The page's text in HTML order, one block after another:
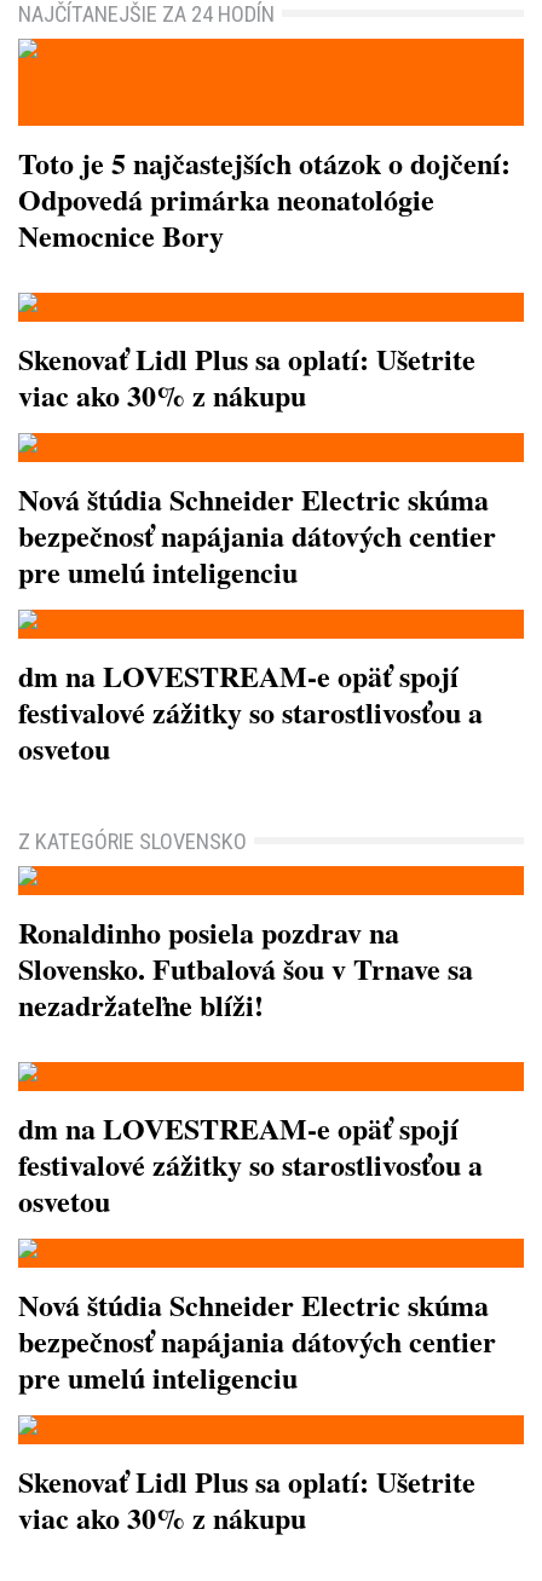
NAJČÍTANEJŠIE ZA 24 HODÍN
Toto je 5 najčastejších otázok o dojčení:
Odpovedá primárka neonatológie
Nemocnice Bory
Skenovať Lidl Plus sa oplatí: Ušetrite
viac ako 30% z nákupu
Nová štúdia Schneider Electric skúma
bezpečnosť napájania dátových centier
pre umelú inteligenciu
dm na LOVESTREAM-e opäť spojí
festivalové zážitky so starostlivosťou a
osvetou
Z KATEGÓRIE SLOVENSKO
Ronaldinho posiela pozdrav na
Slovensko. Futbalová šou v Trnave sa
nezadržateľne blíži!
dm na LOVESTREAM-e opäť spojí
festivalové zážitky so starostlivosťou a
osvetou
Nová štúdia Schneider Electric skúma
bezpečnosť napájania dátových centier
pre umelú inteligenciu
Skenovať Lidl Plus sa oplatí: Ušetrite
viac ako 30% z nákupu